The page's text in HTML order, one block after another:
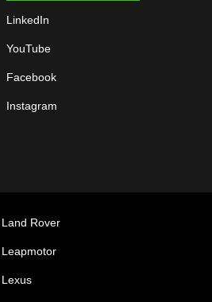
LinkedIn
YouTube
Facebook
Instagram
Land Rover
Leapmotor
Lexus